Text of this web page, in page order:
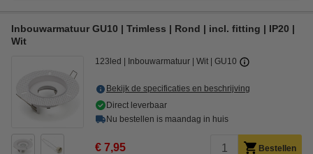
Inbouwarmatuur GU10 | Trimless | Rond | incl. fitting | IP20 |
Wit
123led Inbouwarmatuur Wit GU10
Bekijk de specificaties en beschrijving
Direct leverbaar
Nu bestellen is maandag in huis
€ 7,95 Bestellen